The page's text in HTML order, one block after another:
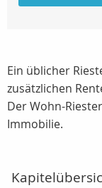
Ein üblicher
zusätzlichen
Der Wohn-
Immobilie.